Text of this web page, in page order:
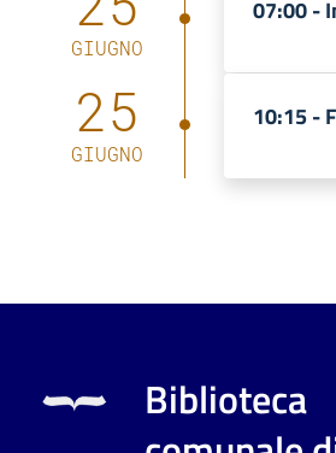
AvvisiGIUGNO
07:00 -
25
GIUGNO
10:15 -
Biblioteca